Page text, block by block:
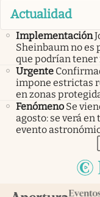
Actualidad
Implementación
Sheinbaum no es
que podrían
Urgente
impone estrictas
en zonas
Fenómeno Se
agosto: se verá
evento